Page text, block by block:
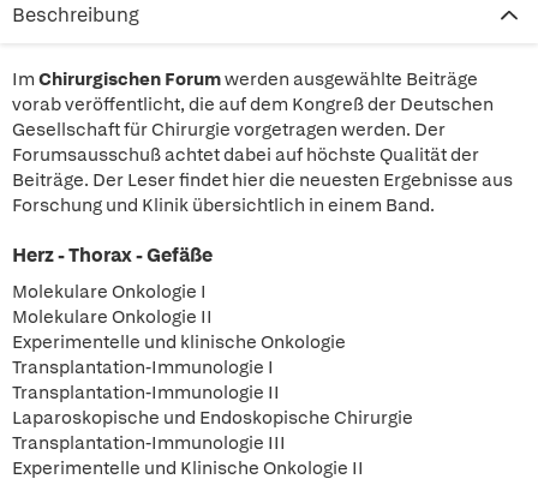
Beschreibung
Im Chirurgischen Forumwerden ausgewählte Beiträge
vorab veröffentlicht, die auf dem Kongreß der Deutschen
Gesellschaft für Chirurgie vorgetragen werden. Der
Forumsausschuß achtet dabei auf höchste Qualität der
Beiträge. Der Leser findet hier die neuesten Ergebnisse aus
Forschung und Klinik übersichtlich in einem Band.
Herz - Thorax - Gefäße
Molekulare Onkologie I
Molekulare Onkologie II
Experimentelle und klinische Onkologie
Transplantation-Immunologie I
Transplantation-Immunologie II
Laparoskopische und Endoskopische Chirurgie
Transplantation-Immunologie III
Experimentelle und Klinische Onkologie II